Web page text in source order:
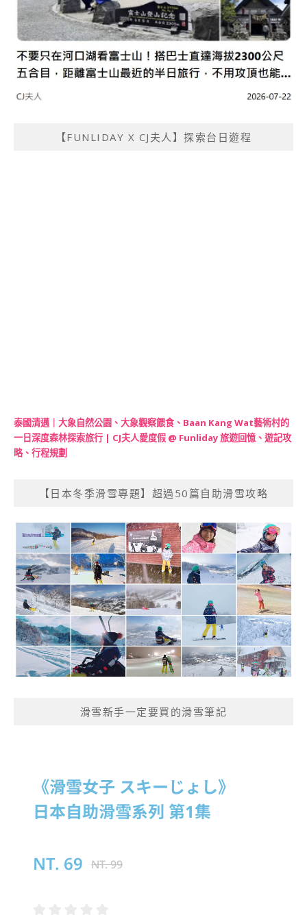
【FUNLIDAY X CJ夫人】探索台日遊程
泰國清邁｜大象自然公園、大象觀察餵食、Baan Kang Wat藝術村的
一日深度森林探索旅行 | CJ夫人愛度假 @ Funliday 旅遊回憶、遊記攻
略、行程規劃
【日本冬季滑雪專題】超過50篇自助滑雪攻略
滑雪新手一定要買的滑雪筆記